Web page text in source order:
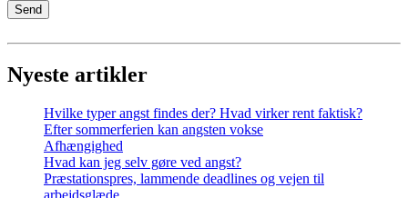
Send
Nyeste artikler
Hvilke typer angst findes der? Hvad virker rent faktisk?
Efter sommerferien kan angsten vokse
Afhængighed
Hvad kan jeg selv gøre ved angst?
Præstationspres, lammende deadlines og vejen til
arbejdsglæde